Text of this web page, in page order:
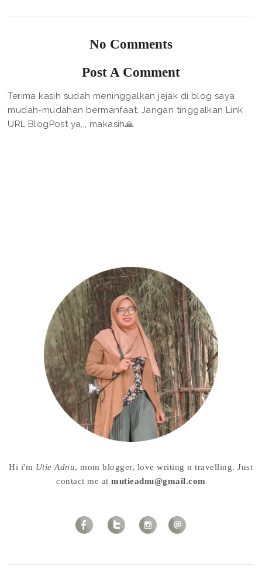
No Comments
Post A Comment
Terima kasih sudah meninggalkan jejak di blog saya
mudah-mudahan bermanfaat, Jangan tinggalkan Link
URL BlogPost ya,,, makasih🙏
Hi i'm Utie Adnu, mom blogger, love writing n travelling. Just
contact me atmutieadnu@gmail.com